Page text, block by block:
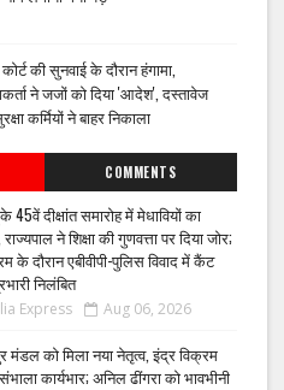
की सुनवाई के दौरान हंगामा,
ने जजों को दिया 'आदेश', दस्तावेज
कर्मियों ने बाहर निकाला
COMMENTS
45वें दीक्षांत समारोह में मेधावियों का
ने शिक्षा की गुणवत्ता पर दिया जोर;
के दौरान एबीवीपी-पुलिस विवाद में कैंट
निलंबित
Express Aug 06, 2026
मंडल को मिला नया नेतृत्व, इंद्र विक्रम
कार्यभार; अनिल ढींगरा को भावभीनी